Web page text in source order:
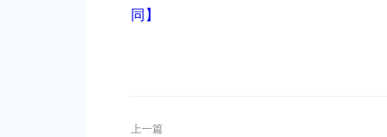
同】
上一篇